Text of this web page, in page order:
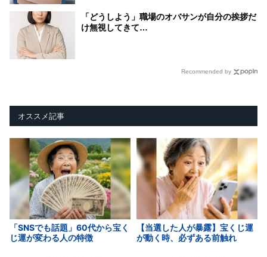
「どうしよう」職場のオバサンが自分の挨拶だ
け無視してきて…
Recommended by
オススメ記事
「SNSでも話題」60代から宝く
じ運が変わる人の特徴
【当選した人が暴露】宝くじ運
が動く時、必ずある前触れ